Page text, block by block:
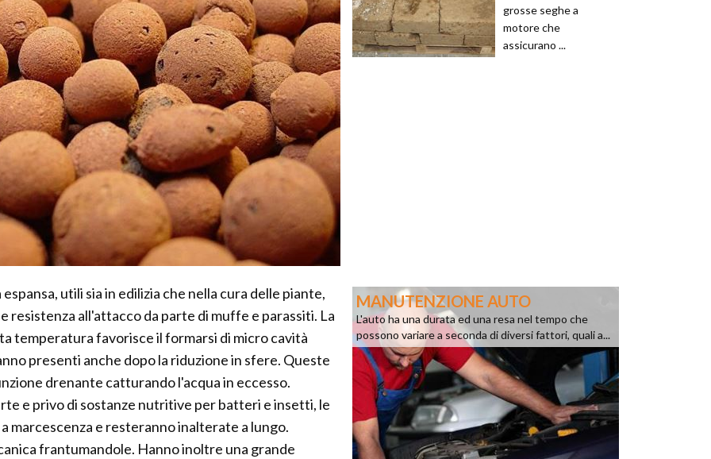
utili sia in edilizia che nella cura delle piante,
resistenza all'attacco da parte di muffe e parassiti. La
temperatura favorisce il formarsi di micro cavità
presenti anche dopo la riduzione in sfere. Queste
drenante catturando l'acqua in eccesso.
e privo di sostanze nutritive per batteri e insetti, le
marcescenza e resteranno inalterate a lungo.
frantumandole. Hanno inoltre una grande
grosse seghe a
motore che
assicurano ...
MANUTENZIONE AUTO
L'auto ha una durata ed una resa nel tempo che
possono variare a seconda di diversi fattori, quali a...